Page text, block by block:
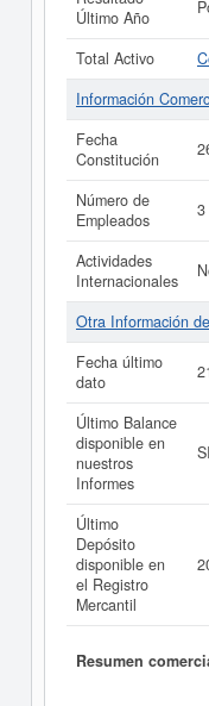
Último Año
Total Activo
Información
Fecha
Constitución
Número de
Empleados
3
Actividades
Internacionales
Otra Información
Fecha último
dato
Último Balance
disponible en
nuestros
Informes
SI
Último
Depósito
disponible en
el Registro
Mercantil
Resumen